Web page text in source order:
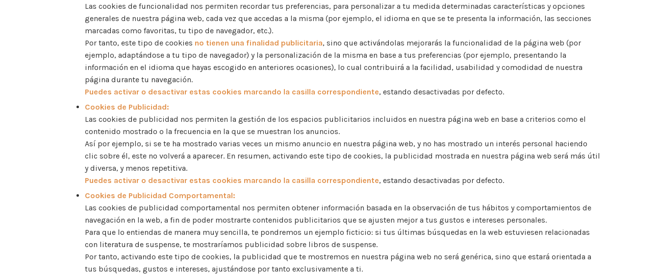
Las cookies de funcionalidad nos permiten recordar tus preferencias, para personalizar a tu medida determinadas características y opciones
generales de nuestra página web, cada vez que accedas a la misma (por ejemplo, el idioma en que se te presenta la información, las secciones
marcadas como favoritas, tu tipo de navegador, etc.).
Por tanto, este tipo de cookies no tienen una finalidad publicitaria, sino que activándolas mejorarás la funcionalidad de la página web (por
ejemplo, adaptándose a tu tipo de navegador) y la personalización de la misma en base a tus preferencias (por ejemplo, presentando la
información en el idioma que hayas escogido en anteriores ocasiones), lo cual contribuirá a la facilidad, usabilidad y comodidad de nuestra
página durante tu navegación.
Puedes activar o desactivar estas cookies marcando la casilla correspondiente, estando desactivadas por defecto.
Cookies de Publicidad:
Las cookies de publicidad nos permiten la gestión de los espacios publicitarios incluidos en nuestra página web en base a criterios como el
contenido mostrado o la frecuencia en la que se muestran los anuncios.
Así por ejemplo, si se te ha mostrado varias veces un mismo anuncio en nuestra página web, y no has mostrado un interés personal haciendo
clic sobre él, este no volverá a aparecer. En resumen, activando este tipo de cookies, la publicidad mostrada en nuestra página web será más útil
y diversa, y menos repetitiva.
Puedes activar o desactivar estas cookies marcando la casilla correspondiente, estando desactivadas por defecto.
Cookies de Publicidad Comportamental:
Las cookies de publicidad comportamental nos permiten obtener información basada en la observación de tus hábitos y comportamientos de
navegación en la web, a fin de poder mostrarte contenidos publicitarios que se ajusten mejor a tus gustos e intereses personales.
Para que lo entiendas de manera muy sencilla, te pondremos un ejemplo ficticio: si tus últimas búsquedas en la web estuviesen relacionadas
con literatura de suspense, te mostraríamos publicidad sobre libros de suspense.
Por tanto, activando este tipo de cookies, la publicidad que te mostremos en nuestra página web no será genérica, sino que estará orientada a
tus búsquedas, gustos e intereses, ajustándose por tanto exclusivamente a ti.